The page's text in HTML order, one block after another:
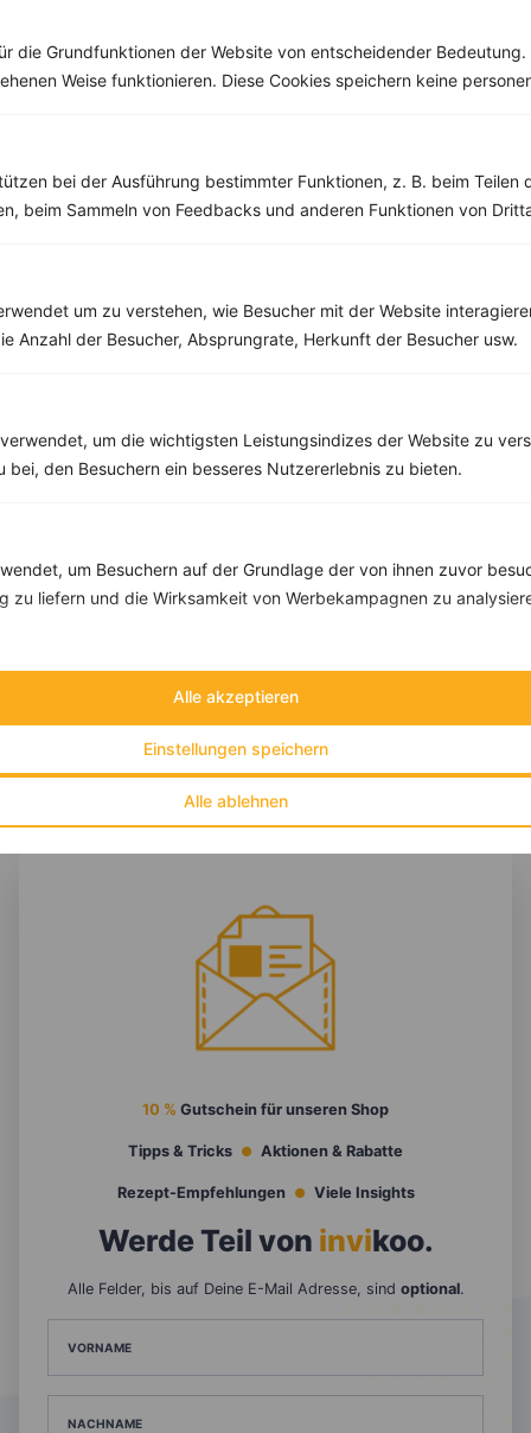
die Grundfunktionen der Website von entscheidender Bedeutung.
Weise funktionieren. Diese Cookies speichern keine
bei der Ausführung bestimmter Funktionen, z. B. beim Teilen
beim Sammeln von Feedbacks und anderen Funktionen von
um zu verstehen, wie Besucher mit der Website
Anzahl der Besucher, Absprungrate, Herkunft der Besucher usw.
um die wichtigsten Leistungsindizes der Website zu
bei, den Besuchern ein besseres Nutzererlebnis zu bieten.
um Besuchern auf der Grundlage der von ihnen zuvor
zu liefern und die Wirksamkeit von Werbekampagnen zu
Alle ablehnen
Einstellungen speichern
Alle akzeptieren
Weitere Vegetarische Rezepte
Kokos-Curry mit Kichererbsen, Reis und Paprika
Rezepte mit 300 bis 400 kcal
Rezepte
‹ ›
Fett:8 g
10 % Gutschein für unseren Shop
Tipps & Tricks Aktionen & Rabatte
Rezept-Empfehlungen Viele Insights
Werde Teil von invikoo.
Alle Felder, bis auf Deine E-Mail Adresse, sind optional.
VORNAME
NACHNAME